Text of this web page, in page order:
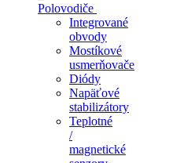
Polovodiče
Integrované
obvody
Mostíkové
usmerňovače
Diódy
Napäťové
stabilizátory
Teplotné
/
magnetické